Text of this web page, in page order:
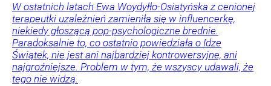
W ostatnich latach Ewa Woydyłło-Osiatyńska z cenionej
terapeutki uzależnień zamieniła się w influencerkę,
niekiedy głoszącą pop-psychologiczne brednie.
Paradoksalnie to, co ostatnio powiedziała o Idze
Świątek, nie jest ani najbardziej kontrowersyjne, ani
najgroźniejsze. Problem w tym, że wszyscy udawali, że
tego nie widzą.